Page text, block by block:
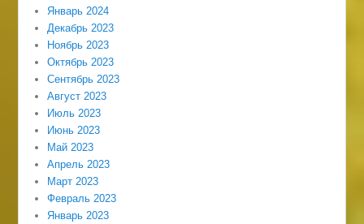
Январь 2024
Декабрь 2023
Ноябрь 2023
Октябрь 2023
Сентябрь 2023
Август 2023
Июль 2023
Июнь 2023
Май 2023
Апрель 2023
Март 2023
Февраль 2023
Январь 2023